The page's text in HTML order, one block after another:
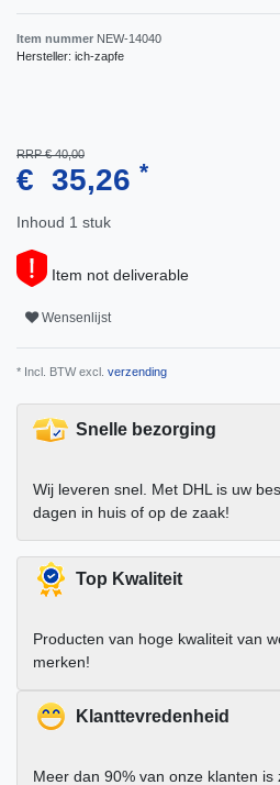
Item nummer NEW-14040
Hersteller: ich-zapfe
RRP € 40,00
€ 35,26 *
Inhoud 1 stuk
Item not deliverable
Wensenlijst
* Incl. BTW excl. verzending
Snelle bezorging
Wij leveren snel. Met DHL is uw
dagen in huis of op de zaak!
Top Kwaliteit
Producten van hoge kwaliteit van
merken!
Klanttevredenheid
Meer dan 90% van onze klanten